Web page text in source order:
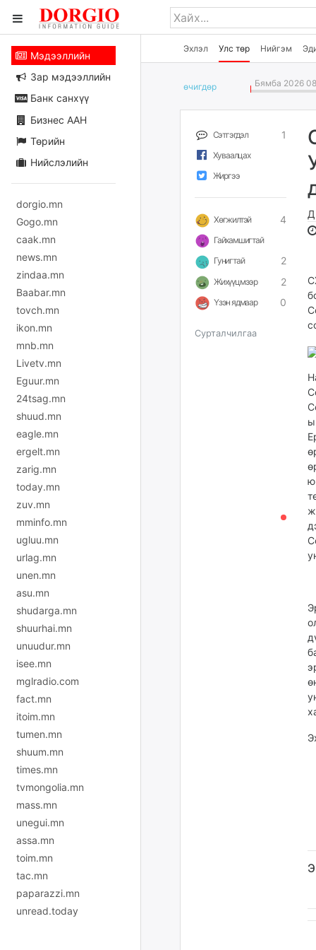
Эхлэл Улс төр Нийгэм
Мэдээллийн
Зар мэдээллийн
Банк санхүү
Бизнес ААН
Төрийн
Нийслэлийн
dorgio.mn
Gogo.mn
caak.mn
news.mn
zindaa.mn
Baabar.mn
tovch.mn
ikon.mn
mnb.mn
Livetv.mn
Eguur.mn
24tsag.mn
shuud.mn
eagle.mn
ergelt.mn
zarig.mn
today.mn
zuv.mn
mminfo.mn
ugluu.mn
urlag.mn
unen.mn
asu.mn
shudarga.mn
shuurhai.mn
unuudur.mn
isee.mn
mglradio.com
fact.mn
itoim.mn
tumen.mn
shuum.mn
times.mn
tvmongolia.mn
mass.mn
unegui.mn
assa.mn
toim.mn
tac.mn
paparazzi.mn
unread.today
өчигдѳр Бямба 2026
Сэтгэгдэл 1
Хуваалцах
Жиргээ
Хөгжилтэй 4
Гайхамшигтай
Гунигтай
2
Жихүүцмээр 2
Үзэн ядмаар 0
Сурталчилгаа